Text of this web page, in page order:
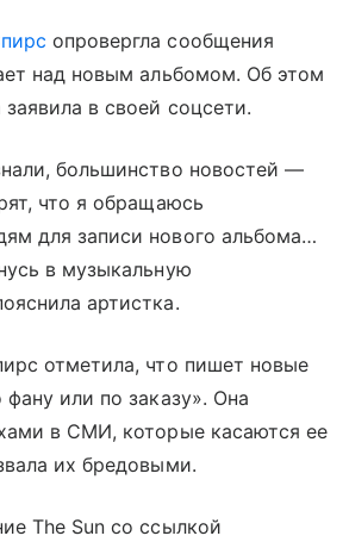
опровергла сообщения
над новым альбомом. Об этом
в своей соцсети.
большинство новостей —
что я обращаюсь
для записи нового альбома…
в музыкальную
артистка.
отметила, что пишет новые
фану или по заказу». Она
в СМИ, которые касаются ее
их бредовыми.
The Sun со ссылкой